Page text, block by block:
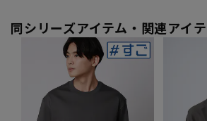
同シリーズアイテム・関連アイ